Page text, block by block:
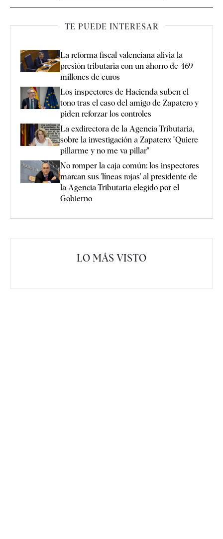
TE PUEDE INTERESAR
La reforma fiscal valenciana alivia la
presión tributaria con un ahorro de 469
millones de euros
Los inspectores de Hacienda suben el
tono tras el caso del amigo de Zapatero y
piden reforzar los controles
La exdirectora de la Agencia Tributaria,
sobre la investigación a Zapatero: "Quiere
pillarme y no me va pillar"
No romper la caja común: los inspectores
marcan sus 'líneas rojas' al presidente de
la Agencia Tributaria elegido por el
Gobierno
LO MÁS VISTO